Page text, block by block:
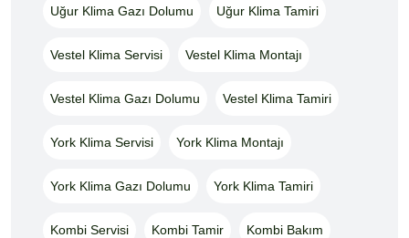
Uğur Klima Gazı Dolumu Uğur Klima Tamiri
Vestel Klima Servisi Vestel Klima Montajı
Vestel Klima Gazı Dolumu Vestel Klima Tamiri
York Klima Servisi York Klima Montajı
York Klima Gazı Dolumu York Klima Tamiri
Kombi Servisi Kombi Tamir Kombi Bakım